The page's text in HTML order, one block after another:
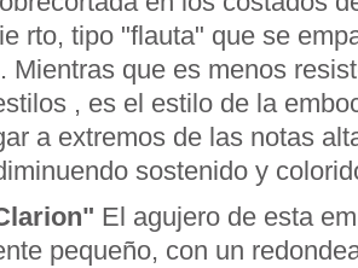
rto, tipo "flauta" que se
Mientras que es menos
, es el estilo de la
a extremos de las notas
sostenido y
El agujero de esta
pequeño, con un